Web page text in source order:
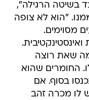
בשיטה הרגילה",
"הוא לא צופה
מסוימים.
שאת רוצה
החומרים שהוא
בסוף. אם
לו מכרה זהב